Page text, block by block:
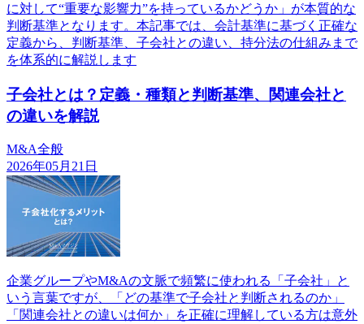
に対して“重要な影響力”を持っているかどうか」が本質的な
判断基準となります。本記事では、会計基準に基づく正確な
定義から、判断基準、子会社との違い、持分法の仕組みまで
を体系的に解説します
子会社とは？定義・種類と判断基準、関連会社と
の違いを解説
M&A全般
2026年05月21日
企業グループやM&Aの文脈で頻繁に使われる「子会社」と
いう言葉ですが、「どの基準で子会社と判断されるのか」
「関連会社との違いは何か」を正確に理解している方は意外